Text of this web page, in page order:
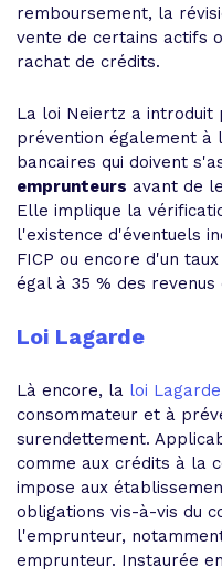
remboursement, la
vente de certains actifs
rachat de crédits.
La loi Neiertz a introduit
prévention également à
bancaires qui doivent
emprunteurs avant de
Elle implique la
l'existence d'éventuels
FICP ou encore d'un
égal à 35 % des
Loi Lagarde
Là encore, la loi Lagarde
consommateur et à
surendettement.
comme aux crédits à la
impose aux
obligations vis-à-vis du
l'emprunteur,
emprunteur. Instaurée